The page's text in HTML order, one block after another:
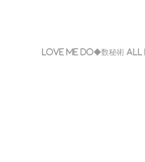
Love Me Do◆数秘術